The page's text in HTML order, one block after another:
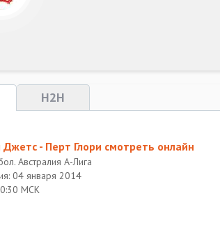
H2H
Джетс - Перт Глори смотреть онлайн
Австралия А-Лига
04 января 2014
МСК